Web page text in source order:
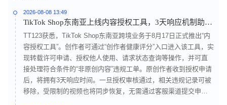
2026-08-08 13:49
TikTok Shop东南亚上线内容授权工具，3天响应机制助力
非原创内容合规处理
TT123获悉，TikTok Shop东南亚跨境业务于8月17日正式推出“内
容授权工具”。创作者可通过“创作者健康评分”入口进入该工具，实
现转载许可申请、授权他人使用、请求状态查询等操作，并可直
接处理符合条件的“非原创内容”违规工单。原创作者收到授权申请
后，将拥有3天响应时间。一旦授权审核通过，相关违规记录可被
移除，受限制的视频也将同步恢复，无需通过客服渠道提交申